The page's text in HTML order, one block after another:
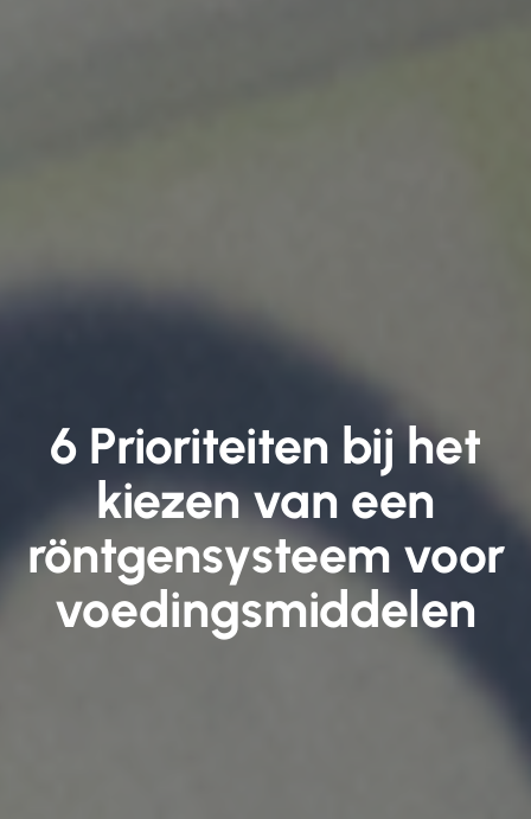
6 Prioriteiten bij het
kiezen van een
röntgensysteem voor
voedingsmiddelen